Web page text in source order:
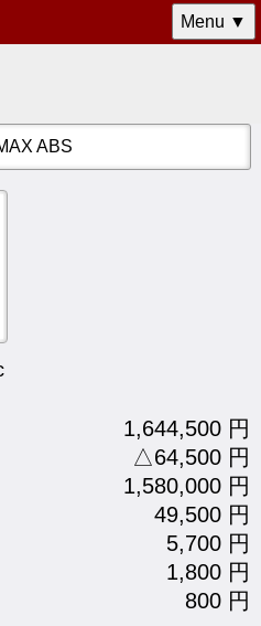
Menu ▼
ABS
1,644,500 円
△64,500 円
1,580,000 円
49,500 円
5,700 円
1,800 円
800 円